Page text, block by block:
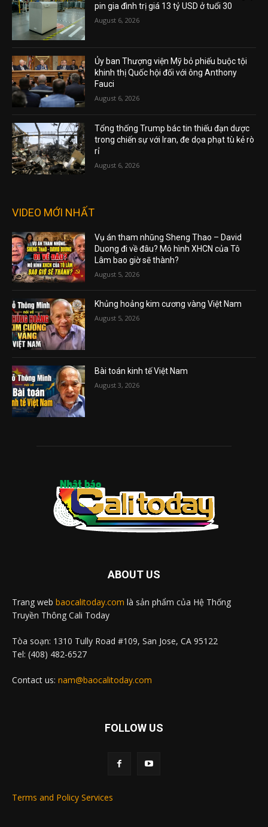
pin gia đình trị giá 13 tỷ USD ở tuổi 30
August 6, 2026
Ủy ban Thượng viện Mỹ bỏ phiếu buộc tội
khinh thị Quốc hội đối với ông Anthony
Fauci
August 6, 2026
Tổng thống Trump bác tin thiếu đạn dược
trong chiến sự với Iran, đe dọa phạt tù kẻ rò
rỉ
August 6, 2026
VIDEO MỚI NHẤT
Vụ án tham nhũng Sheng Thao – David
Duong đi về đâu? Mô hình XHCN của Tô
Lâm bao giờ sẽ thành?
August 5, 2026
Khủng hoảng kim cương vàng Việt Nam
August 5, 2026
Bài toán kinh tế Việt Nam
August 3, 2026
ABOUT US
Trang web baocalitoday.com là sản phẩm của Hệ Thống
Truyền Thông Cali Today
Tòa soạn: 1310 Tully Road #109, San Jose, CA 95122
Tel: (408) 482-6527
Contact us: nam@baocalitoday.com
FOLLOW US
Terms and Policy Services